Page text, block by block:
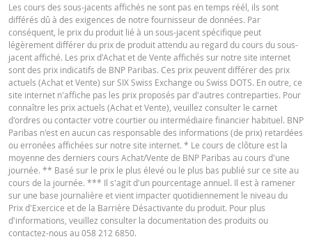
PÉRIODE
1 Jour 1 Semaine 1 An
SITUATION
ACTUELLE
NOUVELLE
SITUATION
Prix de
référence
81,858 -
Niveau de
financement
54,3529 -
Français
Deutsch PDF
English
PROSPECTUS DE BASE
Les cours des sous-jacents affichés ne sont pas en temps réél, ils sont
différés dû à des exigences de notre fournisseur de données. Par
conséquent, le prix du produit lié à un sous-jacent spécifique peut
légèrement différer du prix de produit attendu au regard du cours du sous-
jacent affiché. Les prix d'Achat et de Vente affichés sur notre site internet
sont des prix indicatifs de BNP Paribas. Ces prix peuvent différer des prix
actuels (Achat et Vente) sur SIX Swiss Exchange ou Swiss DOTS. En outre, ce
site internet n'affiche pas les prix proposés par d'autres contreparties. Pour
connaître les prix actuels (Achat et Vente), veuillez consulter le carnet
d'ordres ou contacter votre courtier ou intermédiaire financier habituel. BNP
Paribas n'est en aucun cas responsable des informations (de prix) retardées
ou erronées affichées sur notre site internet. * Le cours de clôture est la
moyenne des derniers cours Achat/Vente de BNP Paribas au cours d'une
journée. ** Basé sur le prix le plus élevé ou le plus bas publié sur ce site au
cours de la journée. *** Il s'agit d'un pourcentage annuel. Il est à ramener
sur une base journalière et vient impacter quotidiennement le niveau du
Prix d'Exercice et de la Barrière Désactivante du produit. Pour plus
d'informations, veuillez consulter la documentation des produits ou
contactez-nous au 058 212 6850.